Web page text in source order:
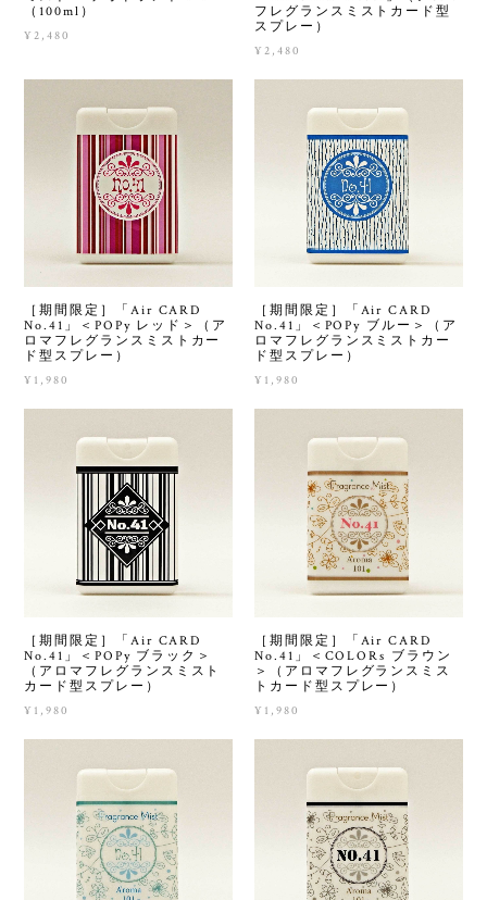
（100ml）
¥2,480
フレグランスミストカード型
スプレー）
¥2,480
［期間限定］「Air CARD
No.41」＜POPy レッド＞（ア
ロマフレグランスミストカー
ド型スプレー）
¥1,980
［期間限定］「Air CARD
No.41」＜POPy ブルー＞（ア
ロマフレグランスミストカー
ド型スプレー）
¥1,980
［期間限定］「Air CARD
No.41」＜POPy ブラック＞
（アロマフレグランスミスト
カード型スプレー）
¥1,980
［期間限定］「Air CARD
No.41」＜COLORs ブラウン
＞（アロマフレグランスミス
トカード型スプレー）
¥1,980